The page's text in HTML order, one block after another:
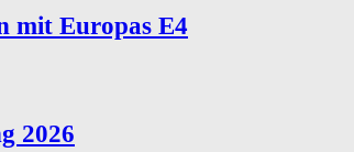
mit Europas E4
2026